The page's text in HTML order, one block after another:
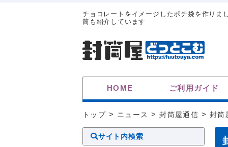
チョコレートをイメージしたポチ袋を作りま
筒も紹介しています
HOME ご利用ガイド
トップ > ニュース >封筒屋通信 > 封筒
サイト内検索